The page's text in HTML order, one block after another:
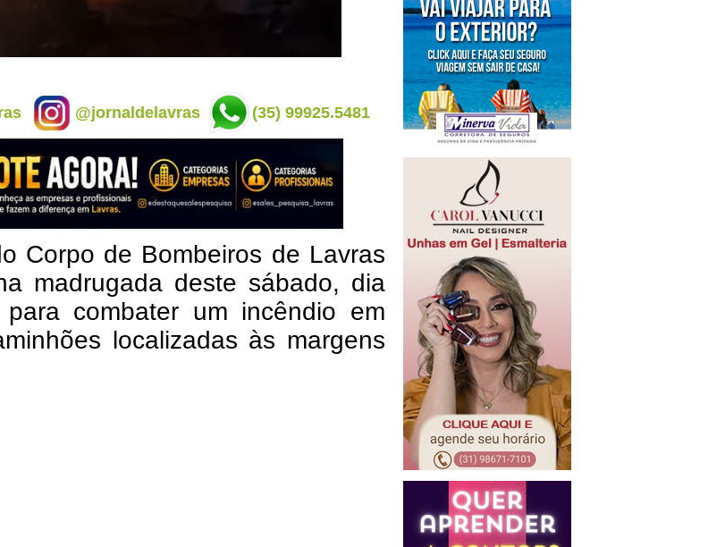
@jornaldelavras (35) 99925.5481
Corpo de Bombeiros de Lavras
madrugada deste sábado, dia
combater um incêndio em
localizadas às margens